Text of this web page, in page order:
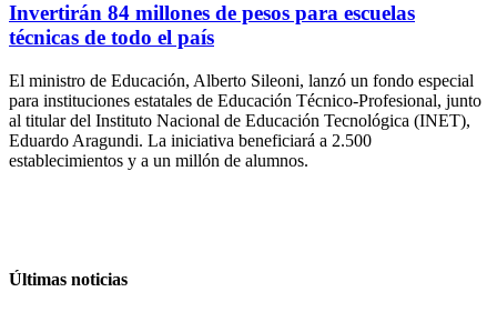
Invertirán 84 millones de pesos para escuelas
técnicas de todo el país
El ministro de Educación, Alberto Sileoni, lanzó un fondo especial
para instituciones estatales de Educación Técnico-Profesional, junto
al titular del Instituto Nacional de Educación Tecnológica (INET),
Eduardo Aragundi. La iniciativa beneficiará a 2.500
establecimientos y a un millón de alumnos.
Últimas noticias